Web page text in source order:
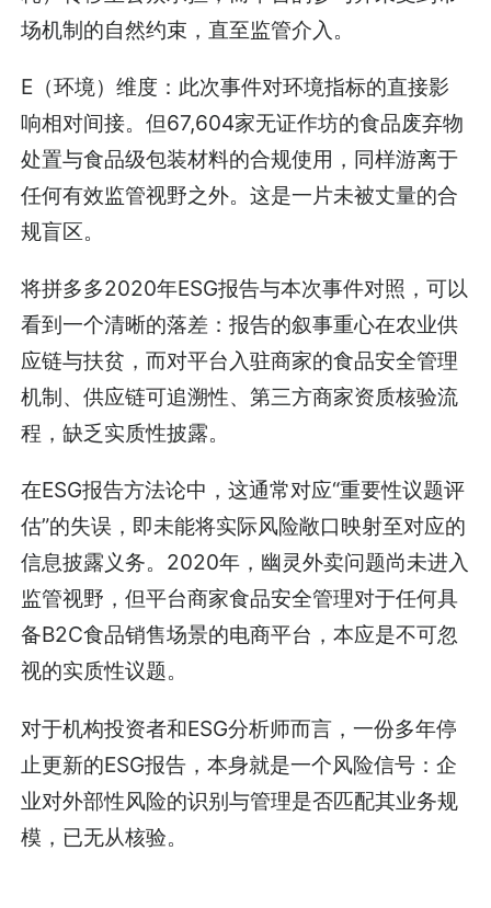
场机制的自然约束，直至监管介入。
E（环境）维度：此次事件对环境指标的直接影
响相对间接。但67,604家无证作坊的食品废弃物
处置与食品级包装材料的合规使用，同样游离于
任何有效监管视野之外。这是一片未被丈量的合
规盲区。
将拼多多2020年ESG报告与本次事件对照，可以
看到一个清晰的落差：报告的叙事重心在农业供
应链与扶贫，而对平台入驻商家的食品安全管理
机制、供应链可追溯性、第三方商家资质核验流
程，缺乏实质性披露。
在ESG报告方法论中，这通常对应“重要性议题评
估”的失误，即未能将实际风险敞口映射至对应的
信息披露义务。2020年，幽灵外卖问题尚未进入
监管视野，但平台商家食品安全管理对于任何具
备B2C食品销售场景的电商平台，本应是不可忽
视的实质性议题。
对于机构投资者和ESG分析师而言，一份多年停
止更新的ESG报告，本身就是一个风险信号：企
业对外部性风险的识别与管理是否匹配其业务规
模，已无从核验。